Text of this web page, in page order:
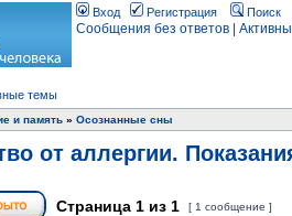
Вход Регистрация Поиск
Сообщения без ответов
темы
и память » Осознанные сны
от аллергии.
Страница 1 из 1 [ 1 сообщение ]